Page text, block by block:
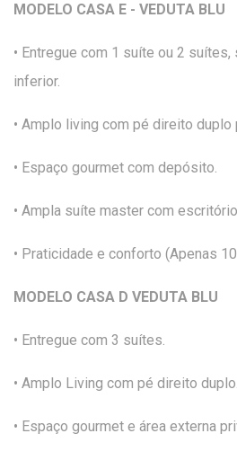
MODELO CASA E - VEDUTA BLU
• Entregue com 1 suíte ou 2
inferior.
• Amplo living com pé direito duplo
• Espaço gourmet com depósito.
• Ampla suíte master com
• Praticidade e conforto (Apenas
MODELO CASA D VEDUTA BLU
• Entregue com 3 suítes.
• Amplo Living com pé direito duplo.
• Espaço gourmet e área externa